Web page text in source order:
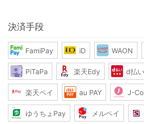
決済手段
FamiPay iD WAON
PiTaPa 楽天Edy d払い
楽天ペイ au PAY J-
ゆうちょPay メルペイ